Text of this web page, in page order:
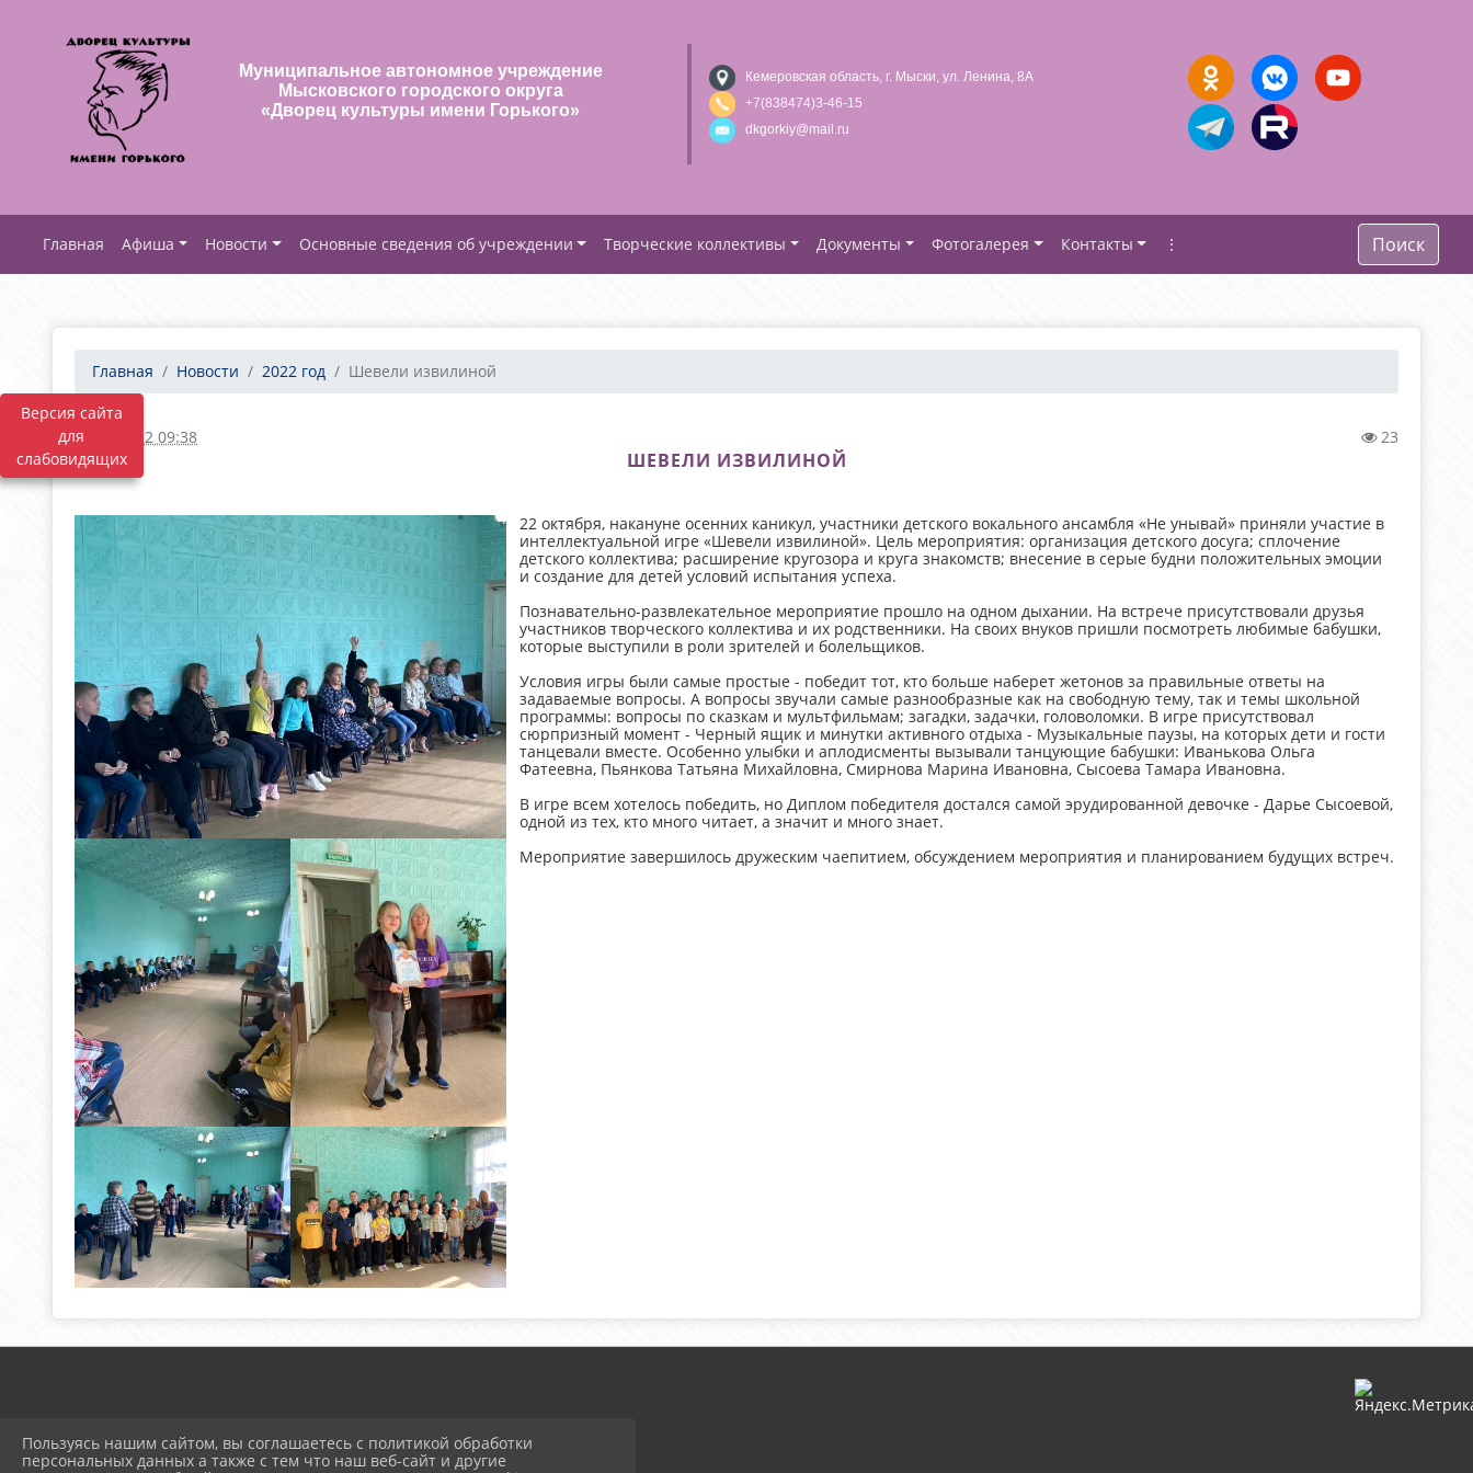
Версия сайта
для
слабовидящих
Муниципальное автономное учреждение
Мысковского городского округа
«Дворец культуры имени Горького»
Кемеровская область, г. Мыски, ул. Ленина, 8А
+7(838474)3-46-15
dkgorkiy@mail.ru
Афиша Новости Основные сведения об учреждении Творческие коллективы Документы Фотогалерея Контакты ⋮ Поиск
Главная Новости 2022 год Шевели извилиной
24.10.2022 09:38 23
ШЕВЕЛИ ИЗВИЛИНОЙ
22 октября, накануне осенних каникул, участники детского вокального ансамбля «Не унывай» приняли участие в
интеллектуальной игре «Шевели извилиной». Цель мероприятия: организация детского досуга; сплочение
детского коллектива; расширение кругозора и круга знакомств; внесение в серые будни положительных эмоции
и создание для детей условий испытания успеха.
Познавательно-развлекательное мероприятие прошло на одном дыхании. На встрече присутствовали друзья
участников творческого коллектива и их родственники. На своих внуков пришли посмотреть любимые бабушки,
которые выступили в роли зрителей и болельщиков.
Условия игры были самые простые - победит тот, кто больше наберет жетонов за правильные ответы на
задаваемые вопросы. А вопросы звучали самые разнообразные как на свободную тему, так и темы школьной
программы: вопросы по сказкам и мультфильмам; загадки, задачки, головоломки. В игре присутствовал
сюрпризный момент - Черный ящик и минутки активного отдыха - Музыкальные паузы, на которых дети и гости
танцевали вместе. Особенно улыбки и аплодисменты вызывали танцующие бабушки: Иванькова Ольга
Фатеевна, Пьянкова Татьяна Михайловна, Смирнова Марина Ивановна, Сысоева Тамара Ивановна.
В игре всем хотелось победить, но Диплом победителя достался самой эрудированной девочке - Дарье Сысоевой,
одной из тех, кто много читает, а значит и много знает.
Мероприятие завершилось дружеским чаепитием, обсуждением мероприятия и планированием будущих встреч.
Пользуясь нашим сайтом, вы соглашаетесь с политикой обработки
персональных данных а также с тем что наш веб-сайт и другие